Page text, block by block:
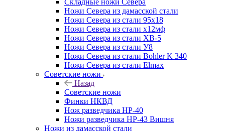
Складные ножи Севера
Ножи Севера из дамасской стали
Ножи Севера из стали 95х18
Ножи Севера из стали х12мф
Ножи Севера из стали ХВ-5
Ножи Севера из стали У8
Ножи Севера из стали Bohler K 340
Ножи Севера из стали Elmax
Советские ножи
Назад
Советские ножи
Финки НКВД
Нож разведчика НР-40
Ножи разведчика НР-43 Вишня
Ножи из дамасской стали